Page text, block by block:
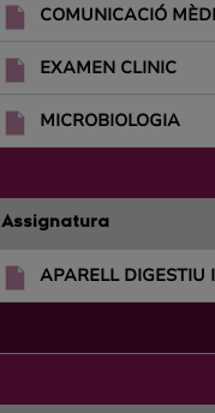
COMUNICACIÓ
EXAMEN CLINIC
MICROBIOLOGIA
Assignatura
APARELL DIGESTIU